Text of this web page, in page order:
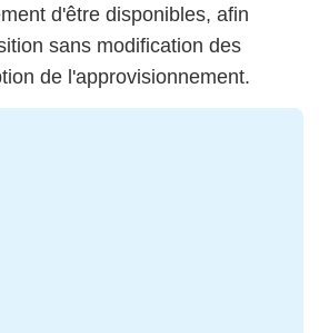
d'être disponibles, afin
sans modification des
de l'approvisionnement.